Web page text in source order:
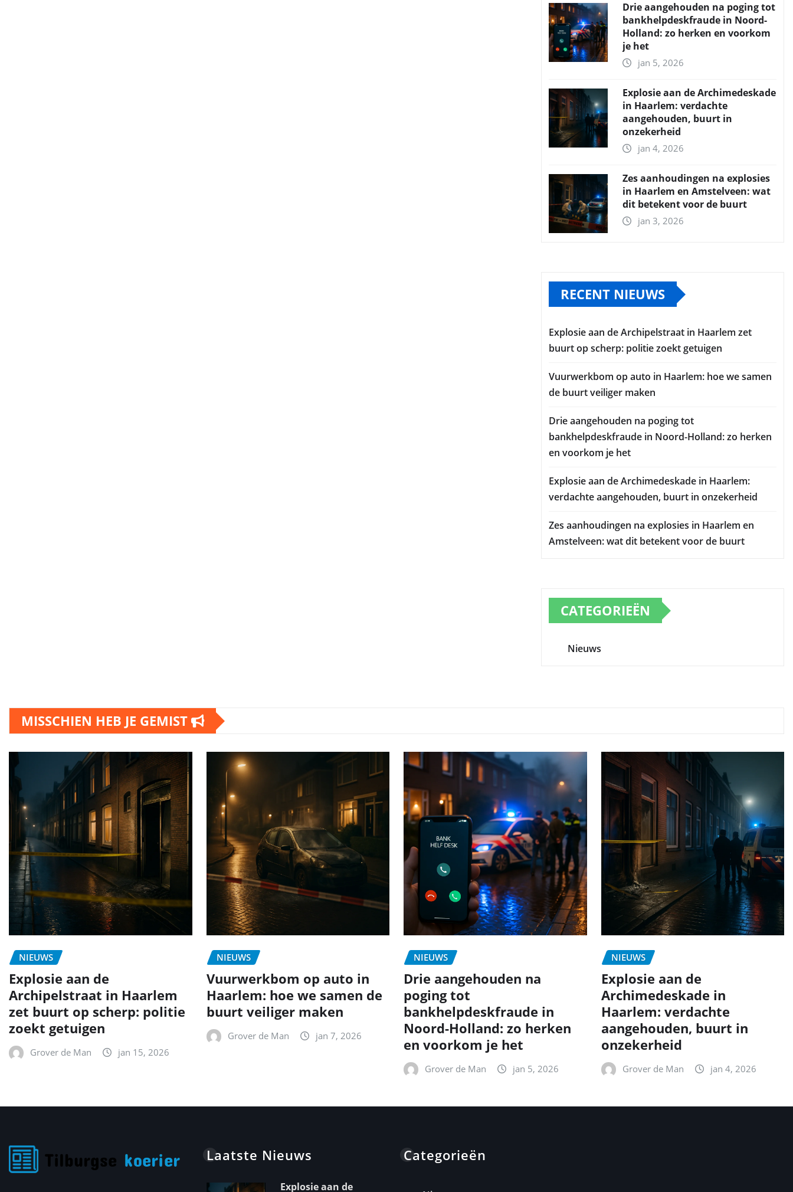
Drie aangehouden na poging tot
bankhelpdeskfraude in Noord-
Holland: zo herken en voorkom
je het
jan 5, 2026
Explosie aan de Archimedeskade
in Haarlem: verdachte
aangehouden, buurt in
onzekerheid
jan 4, 2026
Zes aanhoudingen na explosies
in Haarlem en Amstelveen: wat
dit betekent voor de buurt
jan 3, 2026
RECENT NIEUWS
Explosie aan de Archipelstraat in Haarlem zet
buurt op scherp: politie zoekt getuigen
Vuurwerkbom op auto in Haarlem: hoe we samen
de buurt veiliger maken
Drie aangehouden na poging tot
bankhelpdeskfraude in Noord-Holland: zo herken
en voorkom je het
Explosie aan de Archimedeskade in Haarlem:
verdachte aangehouden, buurt in onzekerheid
Zes aanhoudingen na explosies in Haarlem en
Amstelveen: wat dit betekent voor de buurt
CATEGORIEËN
Nieuws
MISSCHIEN HEB JE GEMIST
NIEUWS
Explosie aan de
Archipelstraat in Haarlem
zet buurt op scherp: politie
zoekt getuigen
Grover de Man jan 15, 2026
NIEUWS
Vuurwerkbom op auto in
Haarlem: hoe we samen de
buurt veiliger maken
Grover de Man jan 7, 2026
NIEUWS
Drie aangehouden na
poging tot
bankhelpdeskfraude in
Noord-Holland: zo herken
en voorkom je het
Grover de Man jan 5, 2026
NIEUWS
Explosie aan de
Archimedeskade in
Haarlem: verdachte
aangehouden, buurt in
onzekerheid
Grover de Man jan 4, 2026
Laatste Nieuws
Explosie aan de
Categorieën